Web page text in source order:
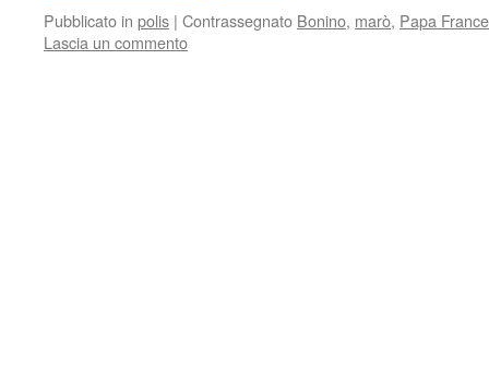
Pubblicato in polis | Contrassegnato Bonino, marò, Papa
Lascia un commento